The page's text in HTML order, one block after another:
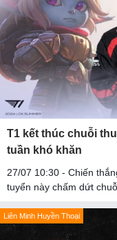
T1 kết thúc chuỗi
tuần khó khăn
27/07 10:30 - Chiến
tuyển này chấm dứt
Liên Minh Huyền Thoại